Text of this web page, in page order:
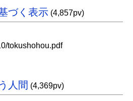
づく表示 (4,857pv)
tokushohou.pdf
人間 (4,369pv)